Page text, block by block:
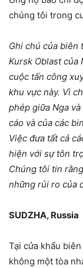
chúng tôi trong
Ghi chú của biên
Kursk Oblast
cuộc tấn công
khu vực này. Vì
phép giữa Nga
cáo và của các
Việc đưa tất cả
hiện với sự tôn
Chúng tôi tin
những rủi ro của
SUDZHA, Russia
Tại cửa khẩu
không một tòa